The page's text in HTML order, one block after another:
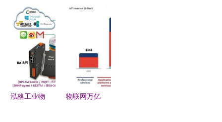
技连接的未
来世界
行业迈向高
代
泓格工业物
物联网万亿